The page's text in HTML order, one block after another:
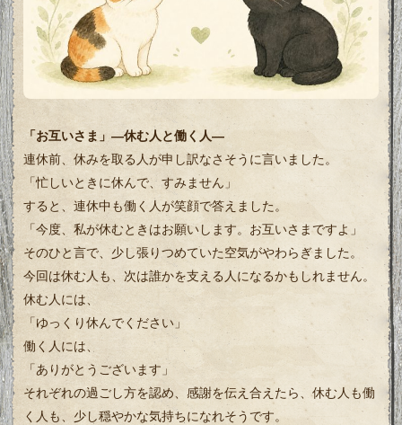
「お互いさま」―休む人と働く人―
連休前、休みを取る人が申し訳なさそうに言いました。
「忙しいときに休んで、すみません」
すると、連休中も働く人が笑顔で答えました。
「今度、私が休むときはお願いします。お互いさまですよ」
そのひと言で、少し張りつめていた空気がやわらぎました。
今回は休む人も、次は誰かを支える人になるかもしれません。
休む人には、
「ゆっくり休んでください」
働く人には、
「ありがとうございます」
それぞれの過ごし方を認め、感謝を伝え合えたら、休む人も働
く人も、少し穏やかな気持ちになれそうです。